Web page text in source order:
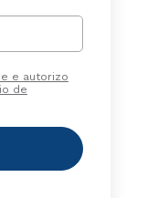
e autorizo
de